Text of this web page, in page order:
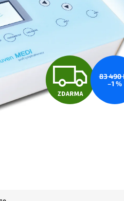
Z
D
ZDARMA
83 490
–1 %